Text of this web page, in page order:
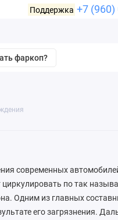
Поддержка +7 (960)
фаркоп?
современных
по так
Одним из главных
его загрязнения.